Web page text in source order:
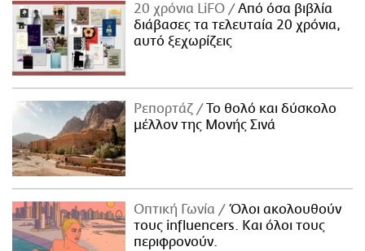
20 χρόνια LiFO
Από όσα βιβλία
διάβασες τα τελευταία 20 χρόνια,
αυτό ξεχωρίζεις
Ρεπορτάζ
Το θολό και δύσκολο
μέλλον της Μονής Σινά
Οπτική Γωνία
Όλοι ακολουθούν
τους influencers. Και όλοι τους
περιφρονούν.